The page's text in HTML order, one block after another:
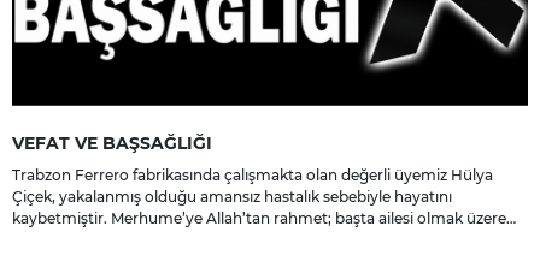
VEFAT VE BAŞSAĞLIĞI
Trabzon Ferrero fabrikasında çalışmakta olan değerli üyemiz Hülya
Çiçek, yakalanmış olduğu amansız hastalık sebebiyle hayatını
kaybetmiştir. Merhume’ye Allah’tan rahmet; başta ailesi olmak üzere